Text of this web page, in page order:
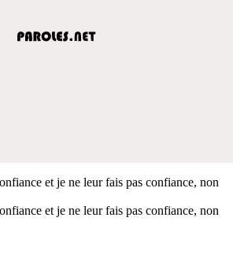
et je ne leur fais pas confiance, non
et je ne leur fais pas confiance, non